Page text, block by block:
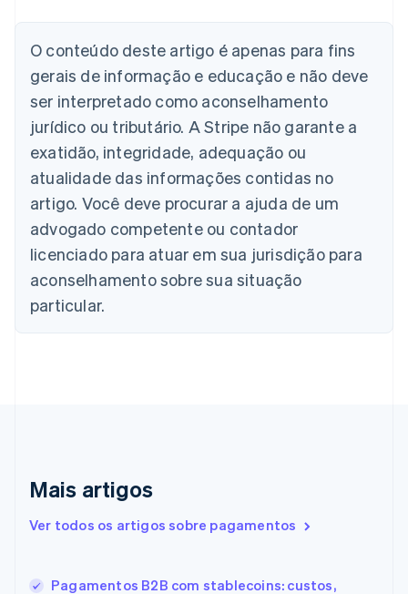
O conteúdo deste artigo é apenas para fins
gerais de informação e educação e não deve
ser interpretado como aconselhamento
jurídico ou tributário. A Stripe não garante a
exatidão, integridade, adequação ou
atualidade das informações contidas no
artigo. Você deve procurar a ajuda de um
advogado competente ou contador
licenciado para atuar em sua jurisdição para
aconselhamento sobre sua situação
particular.
Mais artigos
Ver todos os artigos sobre pagamentos
Pagamentos B2B com stablecoins: custos,
Deutsch English
Austrália
Áustria
DeutschEnglish
Bélgica
Nederlands FrançaisDeutschEnglish
Brasil
Português English
Bulgária
English
Canadá
China continental
简体中文English
Eslováquia
English
EnglishItaliano
Estados Unidos